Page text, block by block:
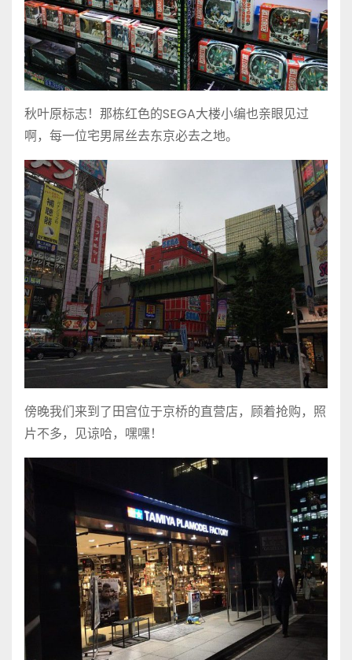
秋叶原标志！那栋红色的SEGA大楼小编也亲眼见过
啊，每一位宅男屌丝去东京必去之地。
傍晚我们来到了田宫位于京桥的直营店，顾着抢购，照
片不多，见谅哈，嘿嘿！